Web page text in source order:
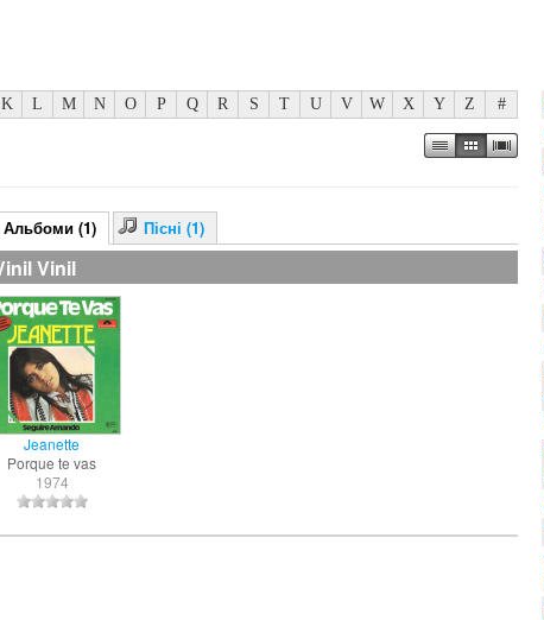
K L M N O P Q R S T U V W X Y Z #
Альбоми (1) Пісні (1)
Vinil
Jeanette
Porque te vas
1974